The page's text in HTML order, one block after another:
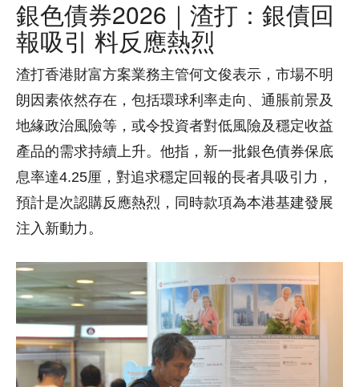
銀色債券2026｜渣打：銀債回
報吸引 料反應熱烈
渣打香港財富方案業務主管何文俊表示，市場不明
朗因素依然存在，包括環球利率走向、通脹前景及
地緣政治風險等，或令投資者對低風險及穩定收益
產品的需求持續上升。他指，新一批銀色債券保底
息率達4.25厘，對追求穩定回報的長者具吸引力，
預計是次認購反應熱烈，同時款項為本港基建發展
注入新動力。